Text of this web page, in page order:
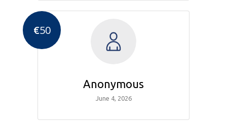
€50
Anonymous
June 4, 2026